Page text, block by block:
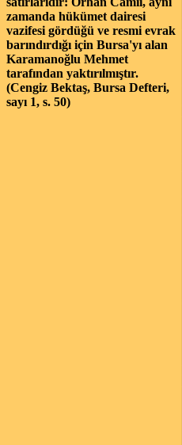
zamanda hükümet dairesi
vazifesi gördüğü ve resmi evrak
barındırdığı için Bursa'yı alan
Karamanoğlu Mehmet
tarafından yaktırılmıştır.
(Cengiz Bektaş, Bursa Defteri,
sayı 1, s. 50)